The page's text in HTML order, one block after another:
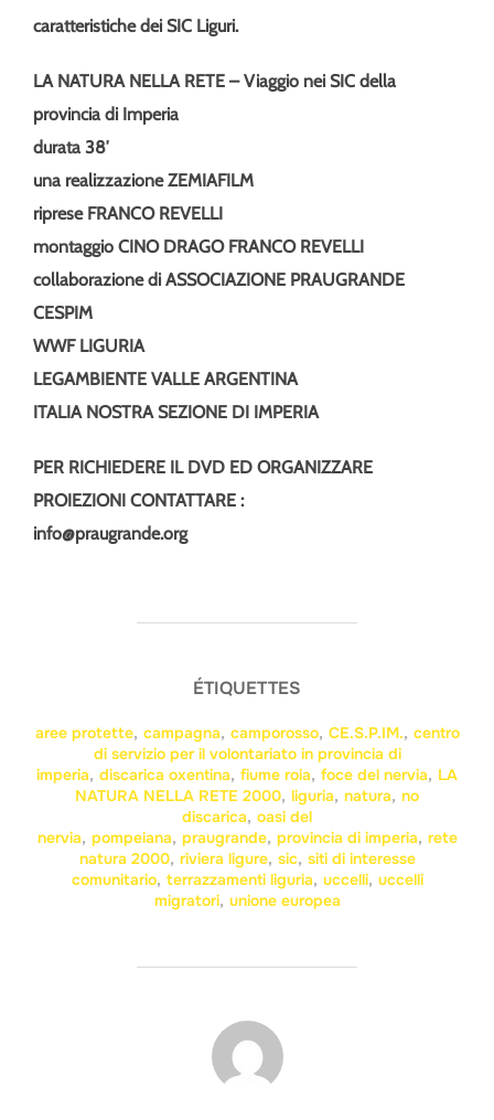
caratteristiche dei SIC Liguri.
LA NATURA NELLA RETE – Viaggio nei SIC della
provincia di Imperia
durata 38′
una realizzazione ZEMIAFILM
riprese FRANCO REVELLI
montaggio CINO DRAGO FRANCO REVELLI
collaborazione di ASSOCIAZIONE PRAUGRANDE
CESPIM
WWF LIGURIA
LEGAMBIENTE VALLE ARGENTINA
ITALIA NOSTRA SEZIONE DI IMPERIA
PER RICHIEDERE IL DVD ED ORGANIZZARE
PROIEZIONI CONTATTARE :
info@praugrande.org
ÉTIQUETTES
aree protette, campagna, camporosso, CE.S.P.IM., centro
di servizio per il volontariato in provincia di
imperia, discarica oxentina, fiume roia, foce del nervia, LA
NATURA NELLA RETE 2000, liguria, natura, no
discarica, oasi del
nervia, pompeiana, praugrande, provincia di imperia, rete
natura 2000, riviera ligure, sic, siti di interesse
comunitario, terrazzamenti liguria, uccelli, uccelli
migratori, unione europea
AUTEUR DE LA PUBLICATION